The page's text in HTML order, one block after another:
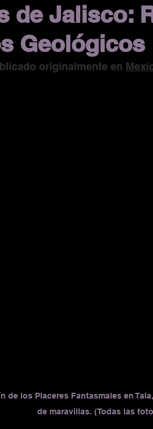
de Jalisco:
Geológicos
originalmente en
de los Placeres Fantasmales en
de maravillas. (Todas las